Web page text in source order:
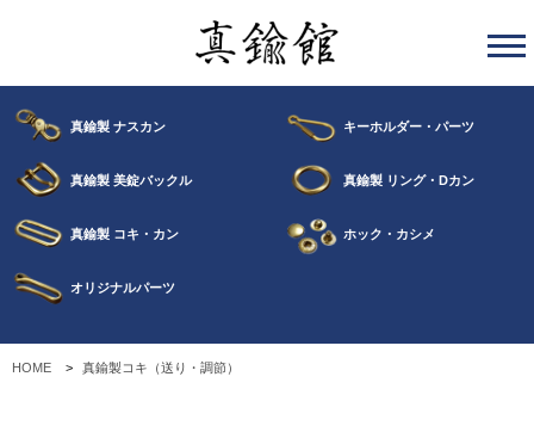
真鍮製 ナスカン キーホルダー・パーツ
真鍮製 美錠バックル 真鍮製 リング・Dカン
真鍮製 コキ・カン ホック・カシメ
オリジナルパーツ
HOME 真鍮製コキ（送り・調節）